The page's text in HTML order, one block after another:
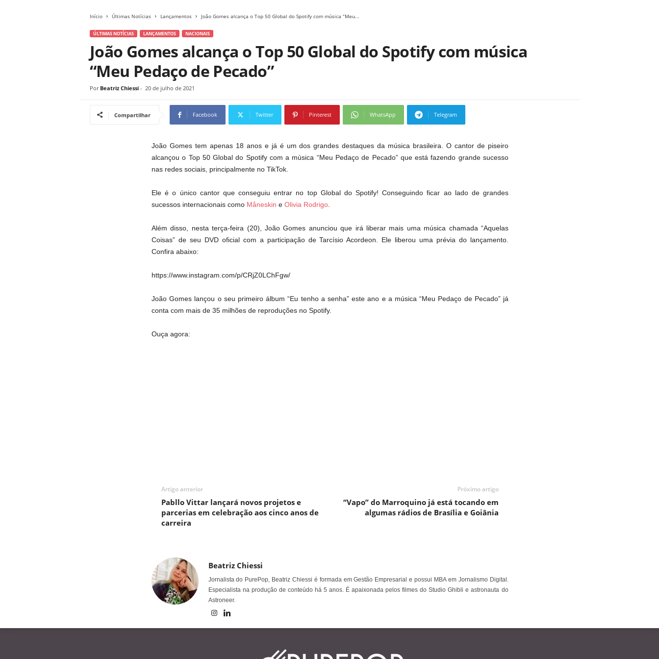
Início Últimas Notícias Lançamentos João Gomes alcança o Top 50 Global do Spotify com música “Meu...
ÚLTIMAS NOTÍCIAS LANÇAMENTOS NACIONAIS
João Gomes alcança o Top 50 Global do Spotify com música
“Meu Pedaço de Pecado”
Por Beatriz Chiessi - 20 de julho de 2021
Compartilhar Facebook Twitter Pinterest WhatsApp Telegram
João Gomes tem apenas 18 anos e já é um dos grandes destaques da música brasileira. O cantor de piseiro
alcançou o Top 50 Global do Spotify com a música “Meu Pedaço de Pecado” que está fazendo grande sucesso
nas redes sociais, principalmente no TikTok.
Ele é o único cantor que conseguiu entrar no top Global do Spotify! Conseguindo ficar ao lado de grandes
sucessos internacionais como Måneskin e Olivia Rodrigo
Além disso, nesta terça-feira (20), João Gomes anunciou que irá liberar mais uma música chamada “Aquelas
Coisas” de seu DVD oficial com a participação de Tarcísio Acordeon. Ele liberou uma prévia do lançamento.
Confira abaixo:
https://www.instagram.com/p/CRjZ0LChFgw/
João Gomes lançou o seu primeiro álbum “Eu tenho a senha” este ano e a música “Meu Pedaço de Pecado” já
conta com mais de 35 milhões de reproduções no Spotify.
Ouça agora:
Artigo anterior
Pabllo Vittar lançará novos projetos e
parcerias em celebração aos cinco anos de
carreira
Próximo artigo
“Vapo” do Marroquino já está tocando em
algumas rádios de Brasília e Goiânia
Beatriz Chiessi
Jornalista do PurePop, Beatriz Chiessi é formada em Gestão Empresarial e possui MBA em Jornalismo Digital.
Especialista na produção de conteúdo há 5 anos. É apaixonada pelos filmes do Studio Ghibli e astronauta do
Astroneer.